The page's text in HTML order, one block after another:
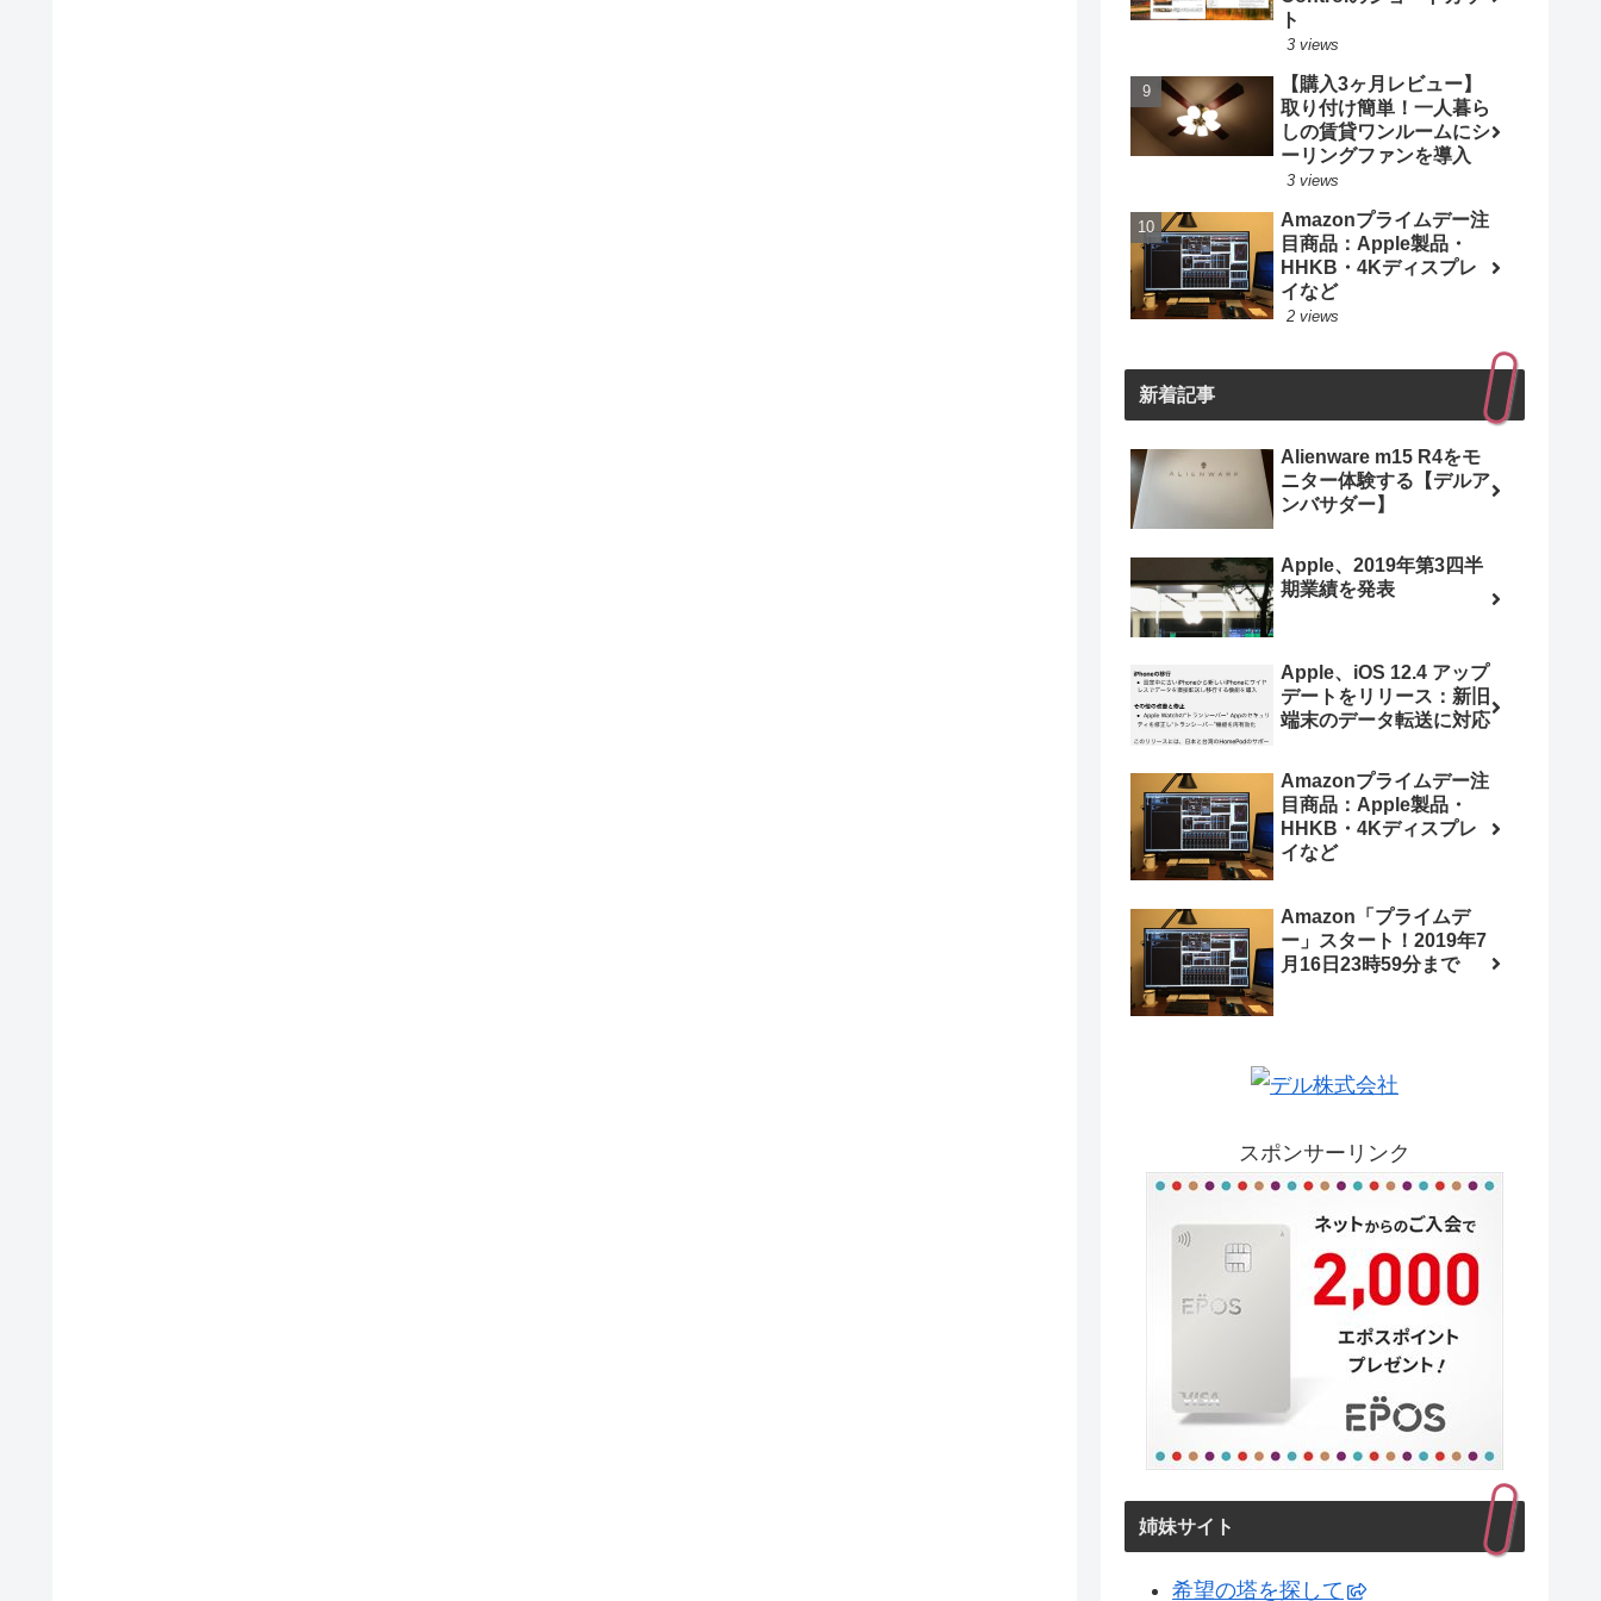
ト
3 views
【購入3ヶ月レビュー】
取り付け簡単！一人暮ら
しの賃貸ワンルームにシ
ーリングファンを導入
3 views
Amazonプライムデー注
目商品：Apple製品・
HHKB・4Kディスプレ
イなど
2 views
新着記事
Alienware m15 R4をモ
ニター体験する【デルア
ンバサダー】
Apple、2019年第3四半
期業績を発表
Apple、iOS 12.4 アップ
デートをリリース：新旧
端末のデータ転送に対応
Amazonプライムデー注
目商品：Apple製品・
HHKB・4Kディスプレ
イなど
Amazon「プライムデ
ー」スタート！2019年7
月16日23時59分まで
スポンサーリンク
姉妹サイト
希望の塔を探して